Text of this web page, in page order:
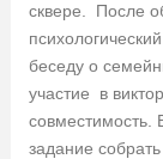
сквере. После
беседу о
участие в
совместимость.
задание